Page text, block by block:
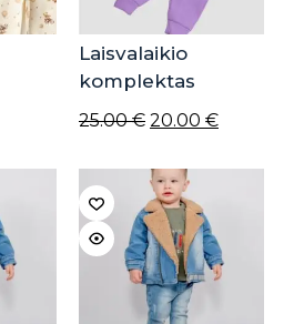
Laisvalaikio
komplektas
25.00€ Original
was:
25.00 €.
20.00 €Current